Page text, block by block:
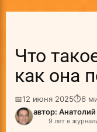
Что
как она
📅12 июня 2025⏱6
автор:
9 лет в